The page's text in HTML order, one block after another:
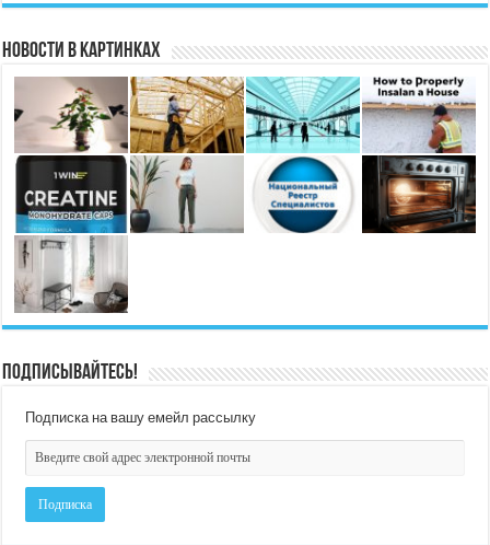
Новости в картинках
Подписывайтесь!
Подписка на вашу емейл рассылку